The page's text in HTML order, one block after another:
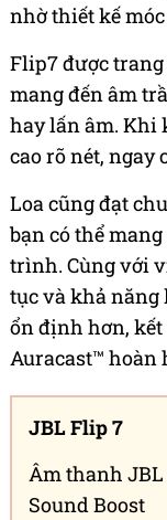
nhờ thiết kế
Flip7 được trang
mang đến âm
hay lấn âm. Khi
cao rõ nét, ngay
Loa cũng đạt
bạn có thể
trình. Cùng với
tục và khả năng
ổn định hơn,
Auracast™ hoàn
JBL Flip 7
Âm thanh
Sound Boost